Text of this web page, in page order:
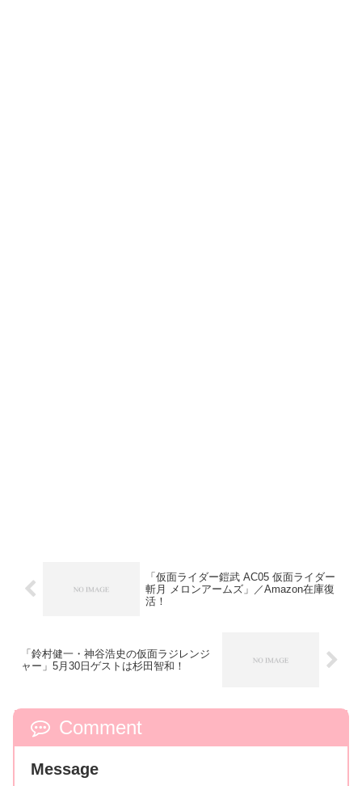
「仮面ライダー鎧武 AC05 仮面ライダー
斬月 メロンアームズ」／Amazon在庫復
活！
「鈴村健一・神谷浩史の仮面ラジレンジ
ャー」5月30日ゲストは杉田智和！
Comment
Message